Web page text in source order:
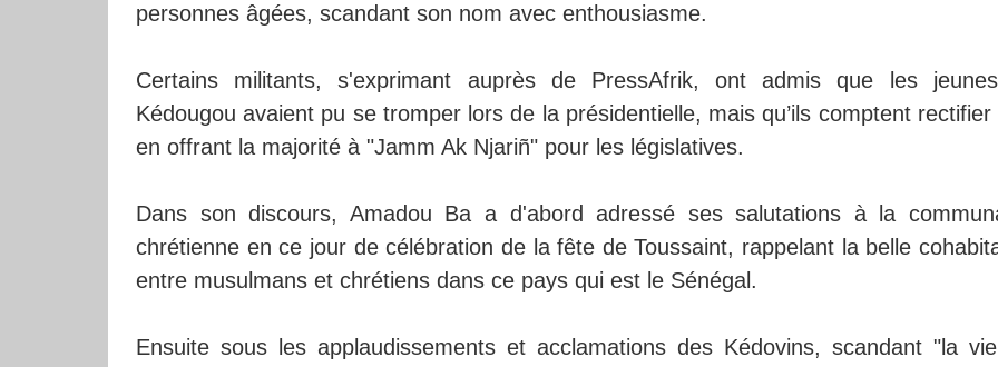
personnes âgées, scandant son nom avec enthousiasme.
Certains militants, s'exprimant auprès de PressAfrik, ont admis que les
Kédougou avaient pu se tromper lors de la présidentielle, mais qu’ils comptent rectifier
en offrant la majorité à "Jamm Ak Njariñ" pour les législatives.
Dans son discours, Amadou Ba a d'abord adressé ses salutations à la
chrétienne en ce jour de célébration de la fête de Toussaint, rappelant la belle
entre musulmans et chrétiens dans ce pays qui est le Sénégal.
Ensuite sous les applaudissements et acclamations des Kédovins, scandant "la